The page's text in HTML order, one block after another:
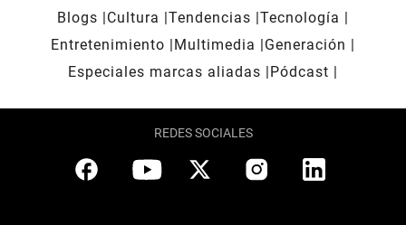
Blogs
Cultura Tendencias Tecnología
Entretenimiento
Multimedia
Generación
Especiales marcas aliadas
Pódcast
REDES SOCIALES